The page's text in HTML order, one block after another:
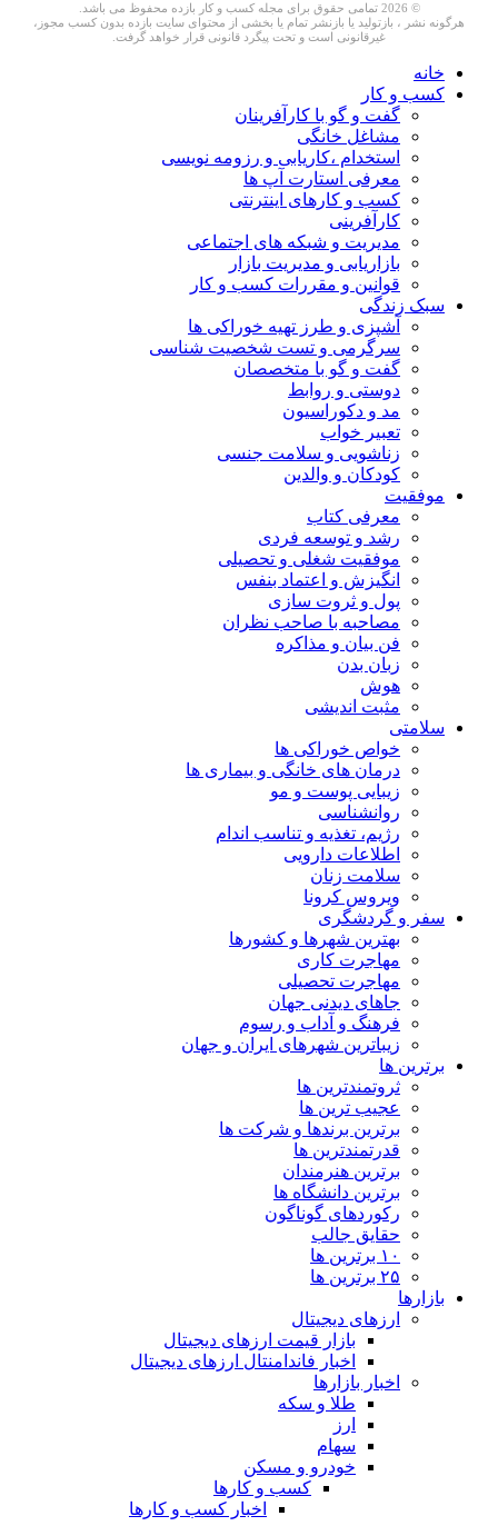
© 2026 تمامی حقوق برای مجله کسب و کار بازده محفوظ می باشد.
هرگونه نشر ، بازتولید یا بازنشر تمام یا بخشی از محتوای سایت بازده بدون کسب مجوز،
غیرقانونی است و تحت پیگرد قانونی قرار خواهد گرفت.
خانه
کسب و کار
گفت و گو با کارآفرینان
مشاغل خانگی
استخدام ،کاریابی و رزومه نویسی
معرفی استارت آپ ها
کسب و کارهای اینترنتی
کارآفرینی
مدیریت و شبکه های اجتماعی
بازاریابی و مدیریت بازار
قوانین و مقررات کسب و کار
سبک زندگی
آشپزی و طرز تهیه خوراکی ها
سرگرمی و تست شخصیت شناسی
گفت و گو با متخصصان
دوستی و روابط
مد و دکوراسیون
تعبیر خواب
زناشویی و سلامت جنسی
کودکان و والدین
موفقیت
معرفی کتاب
رشد و توسعه فردی
موفقیت شغلی و تحصیلی
انگیزش و اعتماد بنفس
پول و ثروت سازی
مصاحبه با صاحب نظران
فن بیان و مذاکره
زبان بدن
هوش
مثبت اندیشی
سلامتی
خواص خوراکی ها
درمان های خانگی و بیماری ها
زیبایی پوست و مو
روانشناسی
رژیم، تغذیه و تناسب اندام
اطلاعات دارویی
سلامت زنان
ویروس کرونا
سفر و گردشگری
بهترین شهرها و کشورها
مهاجرت کاری
مهاجرت تحصیلی
جاهای دیدنی جهان
فرهنگ و آداب و رسوم
زیباترین شهرهای ایران و جهان
برترین ها
ثروتمندترین ها
عجیب ترین ها
برترین برندها و شرکت ها
قدرتمندترین ها
برترین هنرمندان
برترین دانشگاه ها
رکوردهای گوناگون
حقایق جالب
۱۰ برترین ها
۲۵ برترین ها
بازارها
ارزهای دیجیتال
بازار قیمت ارزهای دیجیتال
اخبار فاندامنتال ارزهای دیجیتال
اخبار بازارها
طلا و سکه
ارز
سهام
خودرو و مسکن
کسب و کارها
اخبار کسب و کارها